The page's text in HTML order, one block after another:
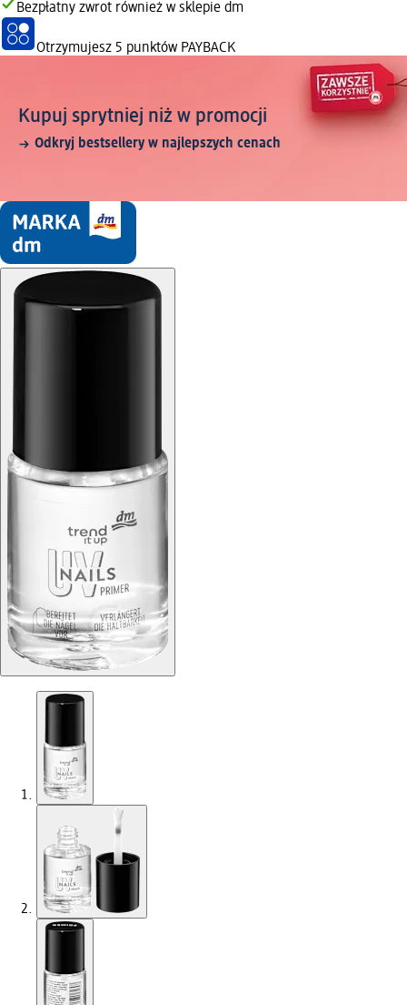
Bezpłatny zwrot również w sklepie dm
Otrzymujesz 5 punktów PAYBACK
Kupuj sprytniej niż w promocji
Odkryj bestsellery w najlepszych cenach